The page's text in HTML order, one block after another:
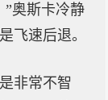
”奥斯卡冷静
飞速后退。
非常不智